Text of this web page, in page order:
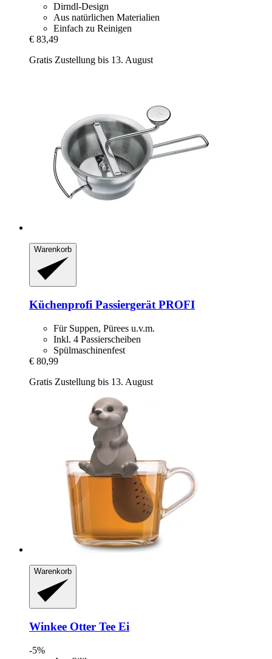
Dirndl-Design
Aus natürlichen Materialien
Einfach zu Reinigen
€ 83,49
Gratis Zustellung bis 13. August
Warenkorb
Küchenprofi Passiergerät PROFI
Für Suppen, Pürees u.v.m.
Inkl. 4 Passierscheiben
Spülmaschinenfest
€ 80,99
Gratis Zustellung bis 13. August
Warenkorb
Winkee Otter Tee Ei
-5%